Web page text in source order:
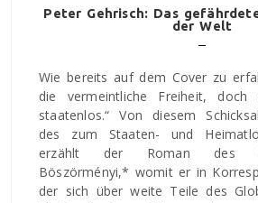
Peter Gehrisch: Das
der Welt
Wie bereits auf dem Cover zu
die vermeintliche Freiheit,
staatenlos.“ Von diesem
des zum Staaten- und
erzählt der Roman des
Böszörményi,* womit er in
der sich über weite Teile des